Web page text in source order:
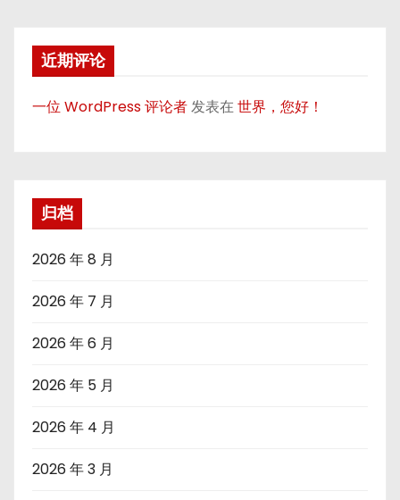
近期评论
一位 WordPress 评论者发表在世界，您好！
归档
2026 年 8 月
2026 年 7 月
2026 年 6 月
2026 年 5 月
2026 年 4 月
2026 年 3 月